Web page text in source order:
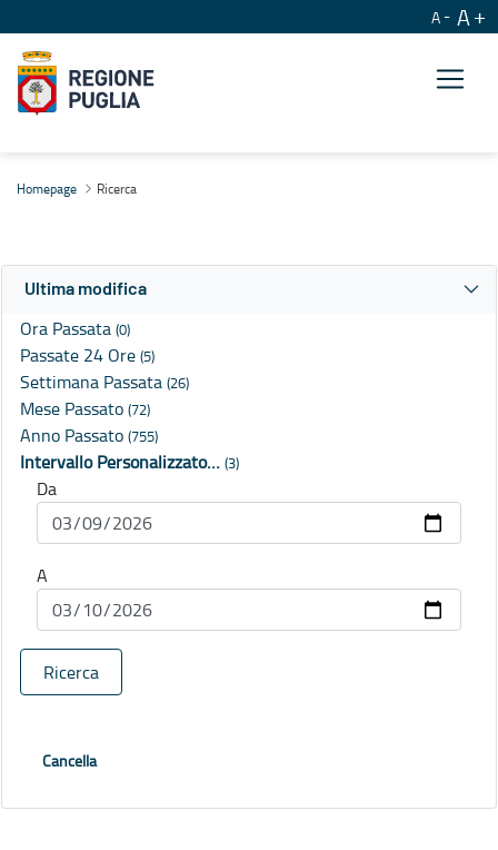
A A
Homepage Ricerca
Ultima modifica
Ora Passata (0)
Passate 24 Ore (5)
Settimana Passata (26)
Mese Passato (72)
Anno Passato (755)
Intervallo Personalizzato… (3)
Da
A
Ricerca
Cancella